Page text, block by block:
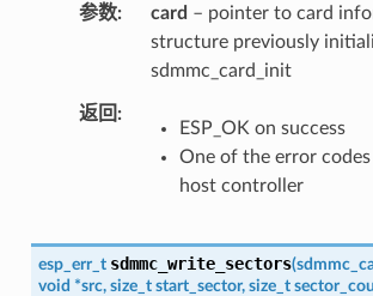
参数 card – pointer to card
structure previously
sdmmc_card_init
返回
ESP_OK on success
One of the error
host controller
esp_err_t sdmmc_write_sectors(
void *src, size_t start_sector, size_t